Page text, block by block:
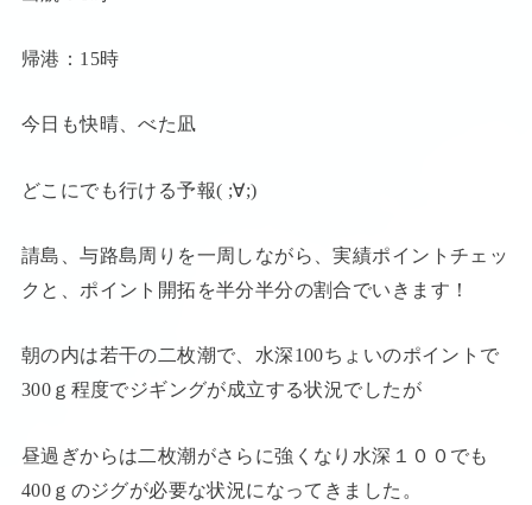
帰港：15時
今日も快晴、べた凪
どこにでも行ける予報( ;∀;)
請島、与路島周りを一周しながら、実績ポイントチェッ
クと、ポイント開拓を半分半分の割合でいきます！
朝の内は若干の二枚潮で、水深100ちょいのポイントで
300ｇ程度でジギングが成立する状況でしたが
昼過ぎからは二枚潮がさらに強くなり水深１００でも
400ｇのジグが必要な状況になってきました。